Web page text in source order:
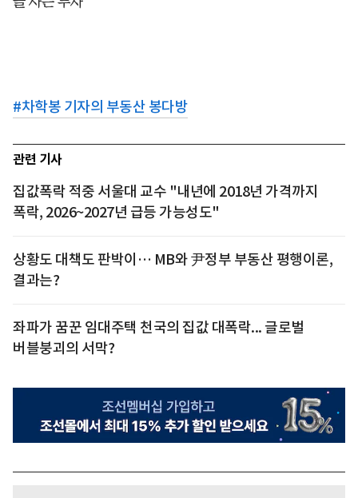
#차학봉 기자의 부동산 봉다방
관련 기사
집값폭락 적중 서울대 교수 "내년에 2018년 가격까지
폭락, 2026~2027년 급등 가능성도"
상황도 대책도 판박이… MB와 尹정부 부동산 평행이론,
결과는?
좌파가 꿈꾼 임대주택 천국의 집값 대폭락... 글로벌
버블붕괴의 서막?